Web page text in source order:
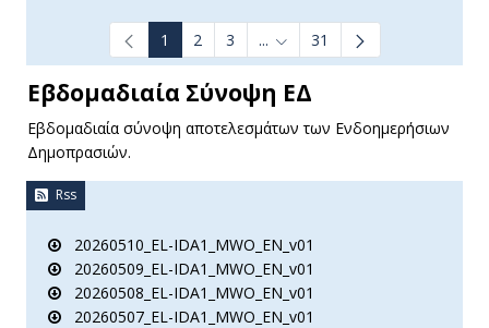
1 2 3 ... Ενδιάμεσες σελίδες Use
31
Εβδομαδιαία Σύνοψη ΕΔ
Εβδομαδιαία σύνοψη αποτελεσμάτων των Ενδοημερήσιων
Δημοπρασιών.
Rss
20260510_EL-IDA1_MWO_EN_v01
20260509_EL-IDA1_MWO_EN_v01
20260508_EL-IDA1_MWO_EN_v01
20260507_EL-IDA1_MWO_EN_v01